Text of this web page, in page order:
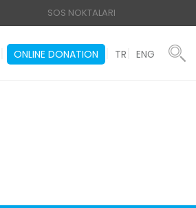
SOS NOKTALARI
ONLINE DONATION TR ENG